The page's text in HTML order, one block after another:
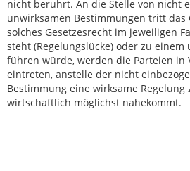
nicht berührt. An die Stelle von nicht
unwirksamen Bestimmungen tritt das
solches Gesetzesrecht im jeweiligen
steht (Regelungslücke) oder zu
führen würde, werden die Parteien in
eintreten, anstelle der nicht
Bestimmung eine wirksame
wirtschaftlich möglichst nahekommt.